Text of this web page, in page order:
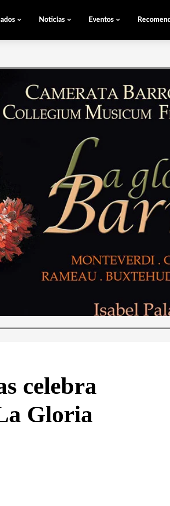
Noticias Eventos
celebra
Gloria